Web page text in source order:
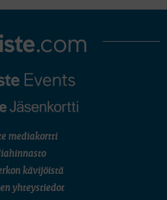
mediakortti
kävijöistä
yhteystiedot